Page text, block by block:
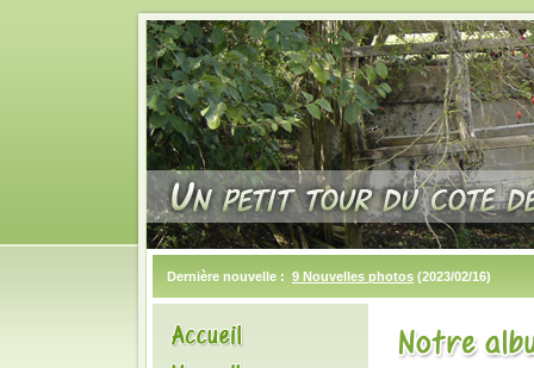
Dernière nouvelle : 9 Nouvelles photos (2023/02/16)